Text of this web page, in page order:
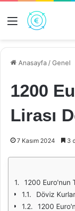
Menü
Anasayfa /Genel
1200
Lirası
7 Kasım 2024 3
1200 Euro'nun
Döviz
1200